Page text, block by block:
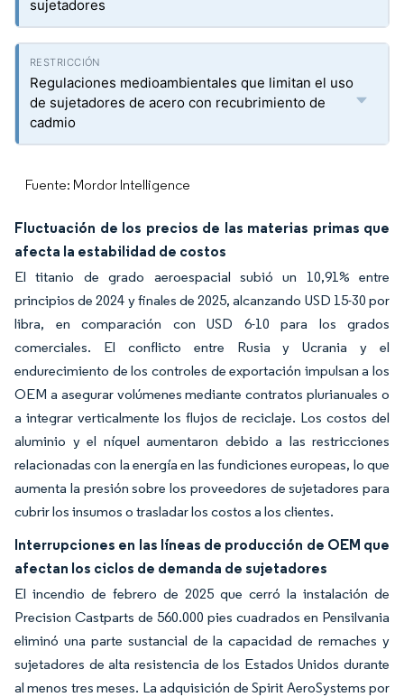
sujetadores
Regulaciones medioambientales que limitan el uso
de sujetadores de acero con recubrimiento de
cadmio
Fuente: Mordor Intelligence
Fluctuación de los precios de las materias primas que
afecta la estabilidad de costos
El titanio de grado aeroespacial subió un 10,91% entre
principios de 2024 y finales de 2025, alcanzando USD 15-30 por
libra, en comparación con USD 6-10 para los grados
comerciales. El conflicto entre Rusia y Ucrania y el
endurecimiento de los controles de exportación impulsan a los
OEM a asegurar volúmenes mediante contratos plurianuales o
a integrar verticalmente los flujos de reciclaje. Los costos del
aluminio y el níquel aumentaron debido a las restricciones
relacionadas con la energía en las fundiciones europeas, lo que
aumenta la presión sobre los proveedores de sujetadores para
cubrir los insumos o trasladar los costos a los clientes.
Interrupciones en las líneas de producción de OEM que
afectan los ciclos de demanda de sujetadores
El incendio de febrero de 2025 que cerró la instalación de
Precision Castparts de 560.000 pies cuadrados en Pensilvania
eliminó una parte sustancial de la capacidad de remaches y
sujetadores de alta resistencia de los Estados Unidos durante
al menos tres meses. La adquisición de Spirit AeroSystems por